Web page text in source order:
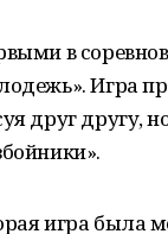
в
Игра
друг другу,
игра была